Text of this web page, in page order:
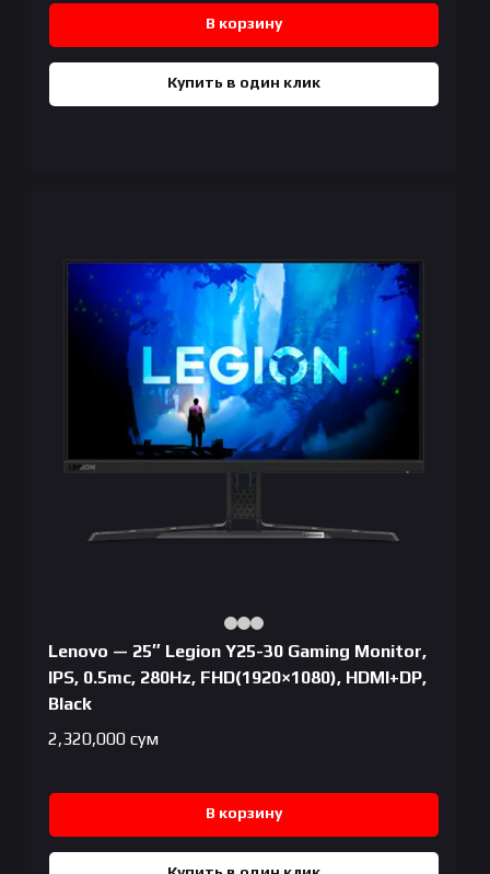
В корзину
Купить в один клик
Lenovo — 25″ Legion Y25-30 Gaming Monitor,
IPS, 0.5mc, 280Hz, FHD(1920×1080), HDMI+DP,
Black
2,320,000 сум
В корзину